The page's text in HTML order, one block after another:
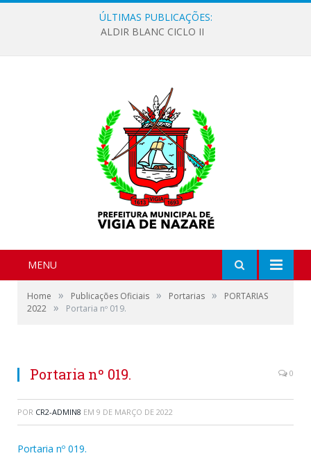
ÚLTIMAS PUBLICAÇÕES:
ALDIR BLANC CICLO II
MENU
Home » Publicações Oficiais » Portarias »
PORTARIAS
2022 » Portaria nº 019.
Portaria nº 019. 0
POR CR2-ADMIN8 EM 9 DE MARÇO DE 2022
Portaria nº 019.